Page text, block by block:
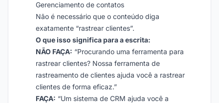
Gerenciamento de contatos
Não é necessário que o conteúdo diga
exatamente “rastrear clientes”.
O que isso significa para a escrita:
NÃO FAÇA: “Procurando uma ferramenta para
rastrear clientes? Nossa ferramenta de
rastreamento de clientes ajuda você a rastrear
clientes de forma eficaz.”
FAÇA: “Um sistema de CRM ajuda você a